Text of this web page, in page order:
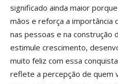
significado ainda maior
mãos e reforça a importância
nas pessoas e na construção
estimule crescimento,
muito feliz com essa
reflete a percepção de quem